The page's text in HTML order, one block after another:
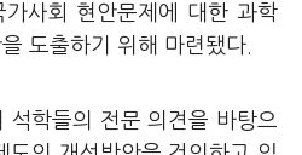
가사회 현안문제에 대한 과학
도출하기 위해 마련됐다.
석학들의 전문 의견을 바탕으